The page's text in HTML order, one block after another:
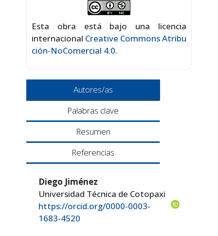
Esta obra está bajo una licencia
internacional Creative Commons Atribu
ción-NoComercial 4.0.
Autores/as
Palabras clave
Resumen
Referencias
Diego Jiménez
Universidad Técnica de Cotopaxi
https://orcid.org/0000-0003-
1683-4520